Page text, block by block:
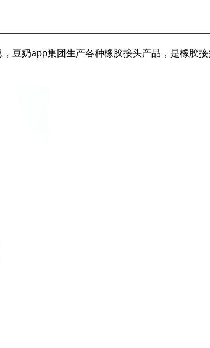
，豆奶app集团生产各种橡胶接头产品，是橡